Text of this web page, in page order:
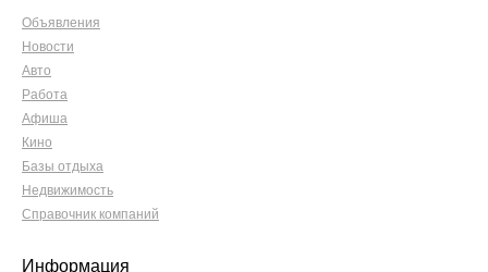
Объявления
Новости
Авто
Работа
Афиша
Кино
Базы отдыха
Недвижимость
Справочник компаний
Информация